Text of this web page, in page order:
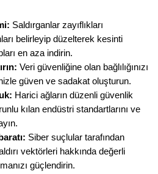
Saldırganlar zayıflıkları
belirleyip düzelterek kesinti
en aza indirin.
Veri güvenliğine olan bağlılığınızı
güven ve sadakat oluşturun.
Harici ağların düzenli güvenlik
kılan endüstri standartlarını ve
Siber suçlular tarafından
vektörleri hakkında değerli
güçlendirin.